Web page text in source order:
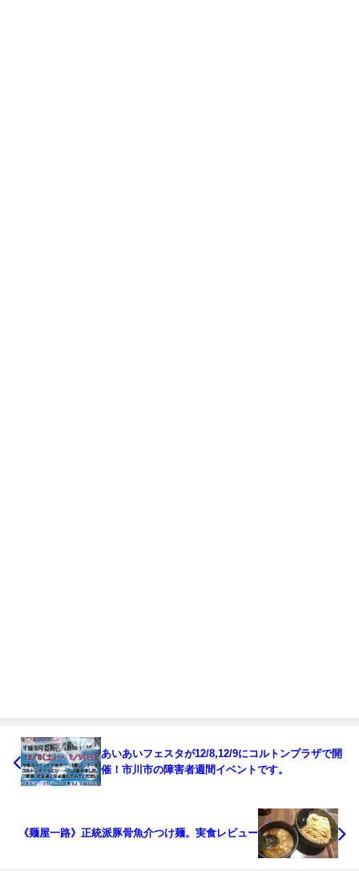
あいあいフェスタが12/8,12/9にコルトンプラザで開
催！市川市の障害者週間イベントです。
《麺屋一路》正統派豚骨魚介つけ麺。実食レビュー